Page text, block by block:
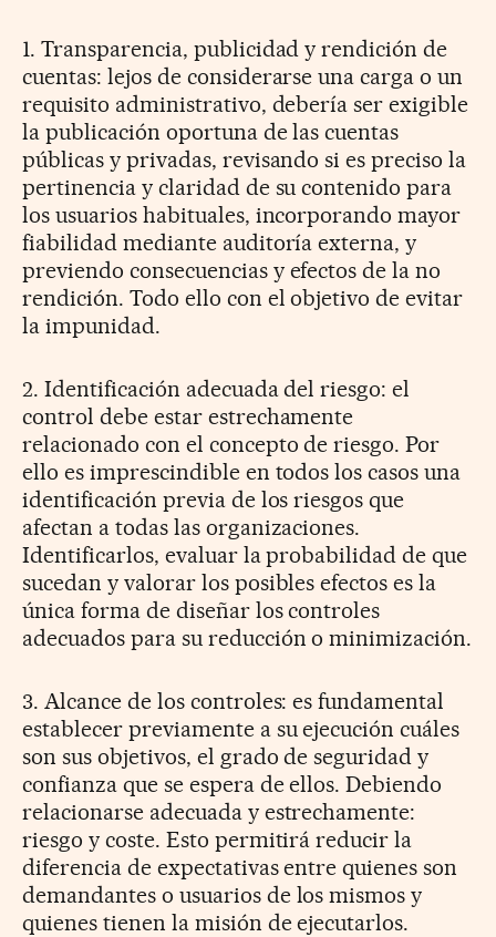
1. Transparencia, publicidad y rendición de
cuentas: lejos de considerarse una carga o un
requisito administrativo, debería ser exigible
la publicación oportuna de las cuentas
públicas y privadas, revisando si es preciso la
pertinencia y claridad de su contenido para
los usuarios habituales, incorporando mayor
fiabilidad mediante auditoría externa, y
previendo consecuencias y efectos de la no
rendición. Todo ello con el objetivo de evitar
la impunidad.
2. Identificación adecuada del riesgo: el
control debe estar estrechamente
relacionado con el concepto de riesgo. Por
ello es imprescindible en todos los casos una
identificación previa de los riesgos que
afectan a todas las organizaciones.
Identificarlos, evaluar la probabilidad de que
sucedan y valorar los posibles efectos es la
única forma de diseñar los controles
adecuados para su reducción o minimización.
3. Alcance de los controles: es fundamental
establecer previamente a su ejecución cuáles
son sus objetivos, el grado de seguridad y
confianza que se espera de ellos. Debiendo
relacionarse adecuada y estrechamente:
riesgo y coste. Esto permitirá reducir la
diferencia de expectativas entre quienes son
demandantes o usuarios de los mismos y
quienes tienen la misión de ejecutarlos.